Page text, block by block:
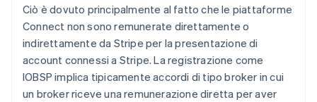
Ciò è dovuto principalmente al fatto che le piattaforme
Connect non sono remunerate direttamente o
indirettamente da Stripe per la presentazione di
account connessi a Stripe. La registrazione come
IOBSP implica tipicamente accordi di tipo broker in cui
un broker riceve una remunerazione diretta per aver